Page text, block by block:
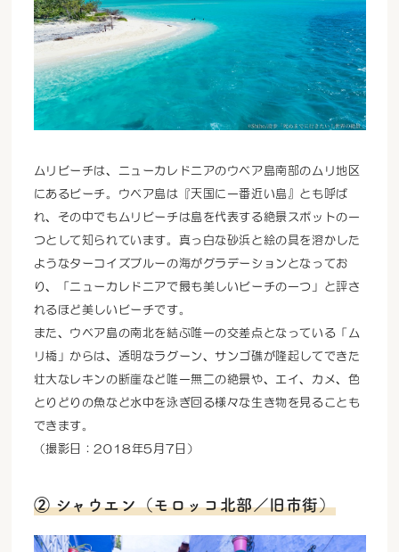
ムリビーチは、ニューカレドニアのウベア島南部のムリ地区
にあるビーチ。ウベア島は『天国に一番近い島』とも呼ば
れ、その中でもムリビーチは島を代表する絶景スポットの一
つとして知られています。真っ白な砂浜と絵の具を溶かした
ようなターコイズブルーの海がグラデーションとなってお
り、「ニューカレドニアで最も美しいビーチの一つ」と評さ
れるほど美しいビーチです。
また、ウベア島の南北を結ぶ唯一の交差点となっている「ム
リ橋」からは、透明なラグーン、サンゴ礁が隆起してできた
壮大なレキンの断崖など唯一無二の絶景や、エイ、カメ、色
とりどりの魚など水中を泳ぎ回る様々な生き物を見ることも
できます。
（撮影日：2018年5月7日）
② シャウエン（モロッコ北部／旧市街）